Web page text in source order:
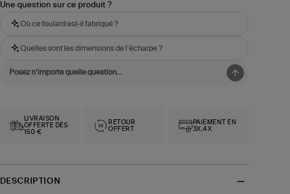
Une question sur ce produit ?
Où ce foulard est-il fabriqué ?
Quelles sont les dimensions de l'écharpe ?
LIVRAISON
OFFERTE DÈS
150 €
RETOUR
OFFERT
PAIEMENT EN
3X,4X
DESCRIPTION